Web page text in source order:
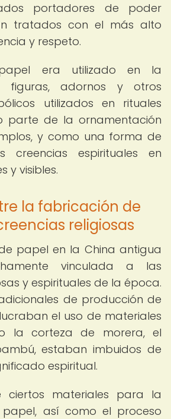
portadores de poder
tratados con el más alto
y respeto.
era utilizado en la
figuras, adornos y otros
utilizados en rituales
parte de la ornamentación
y como una forma de
creencias espirituales en
y visibles.
la fabricación de
religiosas
papel en la China antigua
vinculada a las
y espirituales de la época.
de producción de
el uso de materiales
la corteza de morera, el
estaban imbuidos de
espiritual.
ciertos materiales para la
así como el proceso